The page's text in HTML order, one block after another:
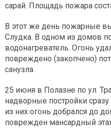
сарай. Площадь пожара
В этот же день пожарные
Слудка. В одном из домов
водонагреватель. Огонь
повреждено (закопчено)
санузла.
25 июня в Полазне по ул.
надворные постройки
из них огонь добрался до
поврежден мансардный